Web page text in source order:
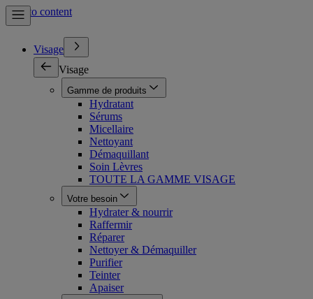
Skip to content
Visage
Visage
Gamme de produits
Hydratant
Sérums
Micellaire
Nettoyant
Démaquillant
Soin Lèvres
TOUTE LA GAMME VISAGE
Votre besoin
Hydrater & nourrir
Raffermir
Réparer
Nettoyer & Démaquiller
Purifier
Teinter
Apaiser